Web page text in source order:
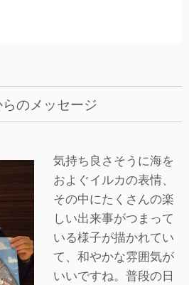
のメッセージ
気持ち良さそうに海を
およぐイルカの表情、
その中にたくさんの楽
しい出来事がつまって
いる様子が描かれてい
て、和やかな雰囲気が
いいですね。普段の日